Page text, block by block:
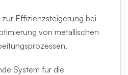
Effizienzsteigerung bei
von metallischen
System für die